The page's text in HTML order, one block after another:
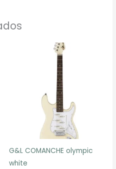
G&L COMANCHE olympic
white